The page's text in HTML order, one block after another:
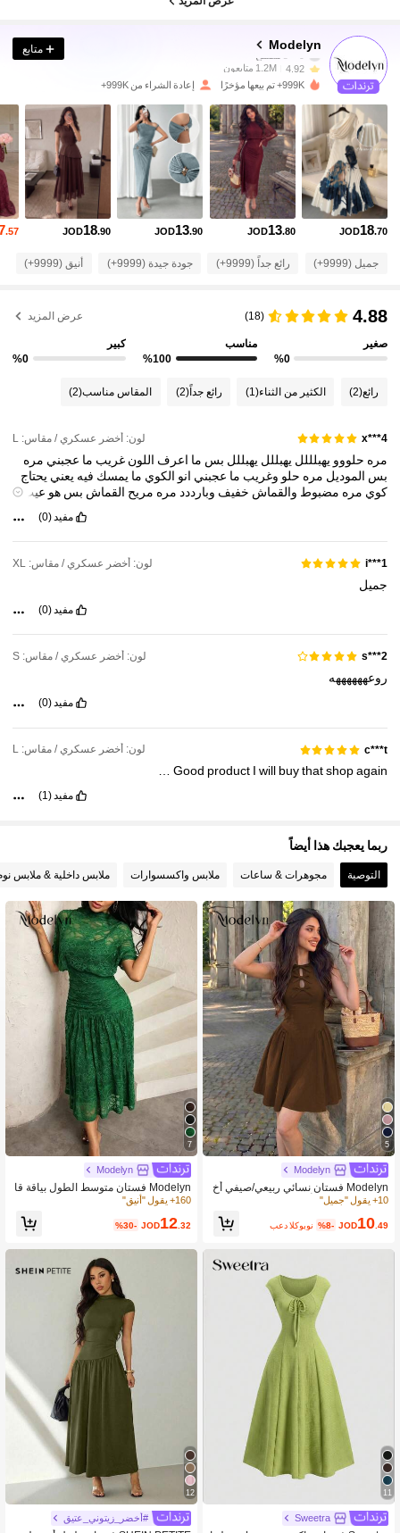
Modelyn
4.92 1.2M متابعون
4.92 1.2M متابعون
4.92 1.2M متابعون
4.92 1.2M متابعون
1.2M متابعون
4.92 1.2M متابعون
4.92
4.92
متابع
999K+ تم بيعها مؤخرًا إعادة الشراء من 999K+
JOD18.70
JOD13.80
JOD13.90
JOD18.90
.57
جميل (9999+) رائع جداً (9999+) جودة جيدة (9999+) أنيق (9999+)
4.88
(18) عرض المزيد
صغير
%0
مناسب
%100
كبير
%0
رائع(2) الكثير من الثناء(1) رائع جداً(2) المقاس مناسب(2)
x***4 لون: أخضر عسكري / مقاس: L
مره حلووو يهبلللل يهبللل يهبللل بس ما اعرف اللونغريب ما عجبني مره
بس الموديل مره حلو وغريب ما عجبني انو الكوي ما يمسك فيه يعني يحتاج
كوي مره مضبوط والقماش خفيف وبارددد مره مريح القماش بسهو عيب
مفيد(0)
i***1 لون: أخضر عسكري / مقاس: XL
جميل
مفيد(0)
s***2 لون: أخضر عسكري / مقاس: S
روعههههههه
مفيد(0)
c***t لون: أخضر عسكري / مقاس: L
Good product I will buythatshopagain
…
مفيد(1)
ربما يعجبك هذا أيضاً
التوصية مجوهرات & ساعات ملابس واكسسوارات ملابس داخلية & ملابس
5
Modelyn
Modelyn فستان نسائي ربيعي/صيفي أخ
ضر منسوج بدون أكمام بخصر مشدود وق
10+ يقول "جميل"
JOD10.49
%8- بعد الكوبون
11
Sweetra
7
Modelyn
Modelyn فستان متوسط الطول بياقة قا
رب مثبت وجذاب، مكشكش الخصر، بدو
160+ يقول "أنيق"
JOD12.32
%30-
12
#أخضر_زيتوني_عتيق